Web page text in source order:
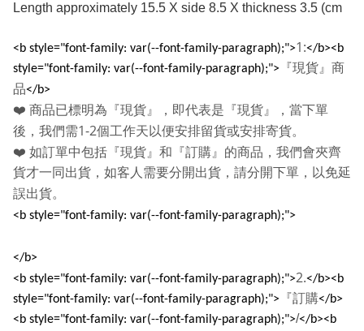
Length approximately 15.5 X side 8.5 X thickness 3.5 (cm
<b style="font-family: var(--font-family-paragraph);">1:</b><b
style="font-family: var(--font-family-paragraph);"> 『現貨』商
品</b>
❤️ 商品已標明為『現貨』，即代表是『現貨』，當下單
後，我們需1-2個工作天以便安排留貨或安排寄貨。
❤️ 如訂單中包括『現貨』和『訂購』的商品，我們會夾齊
貨才一同出貨，如客人需要分開出貨，請分開下單，以免延
誤出貨。
<b style="font-family: var(--font-family-paragraph);">
</b>
<b style="font-family: var(--font-family-paragraph);">2.</b><b
style="font-family: var(--font-family-paragraph);"> 『訂購</b>
<b style="font-family: var(--font-family-paragraph);">/</b><b